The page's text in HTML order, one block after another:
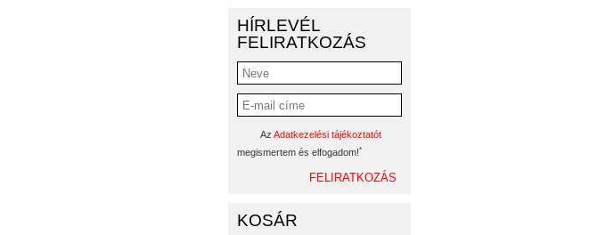
HÍRLEVÉL
FELIRATKOZÁS
Az Adatkezelési tájékoztatót
megismertem és elfogadom!*
KOSÁR